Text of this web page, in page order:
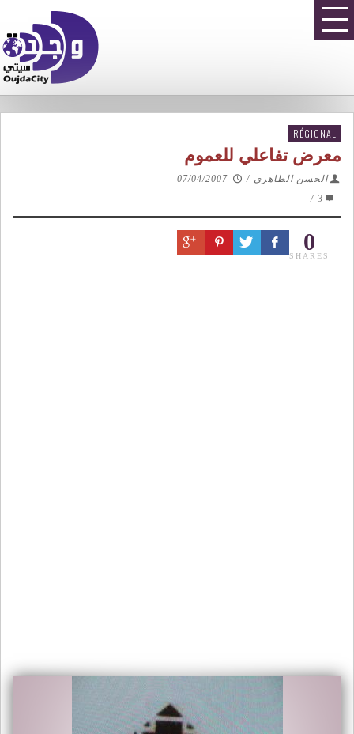
RÉGIONAL
معرض تفاعلي للعموم
الحسن الطاهري /
07/04/2007
3
/
0
SHARES